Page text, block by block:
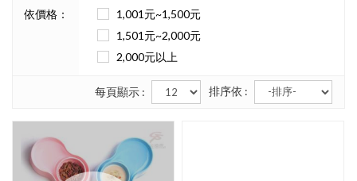
依價格：
1,001元~1,500元
1,501元~2,000元
2,000元以上
排序依 :
每頁顯示 :